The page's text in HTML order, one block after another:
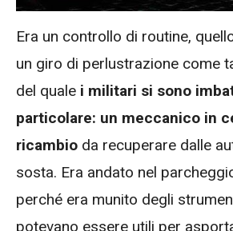
Era un controllo di routine,
un giro di perlustrazione come
del quale i militari si sono
particolare: un meccanico in
ricambio da recuperare dalle
sosta. Era andato nel
perché era munito degli
potevano essere utili per